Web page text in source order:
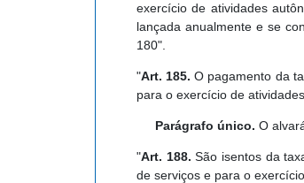
exercício de atividades
lançada anualmente e se
180".
"Art. 185.O pagamento da
para o exercício de
Parágrafo único. O
"Art. 188.São isentos da
de serviços e para o